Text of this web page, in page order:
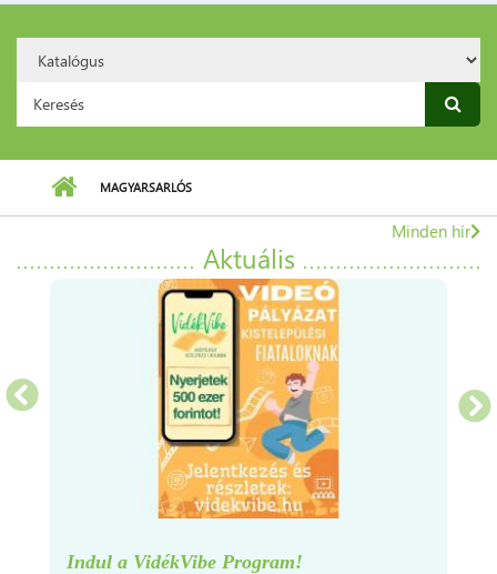
Magyarsarlós,
Sándor
utca
74.
Option:
Keresés űrlap
MAGYARSARLÓS
Aktuális
Minden hír
Indul a VidékVibe Program!